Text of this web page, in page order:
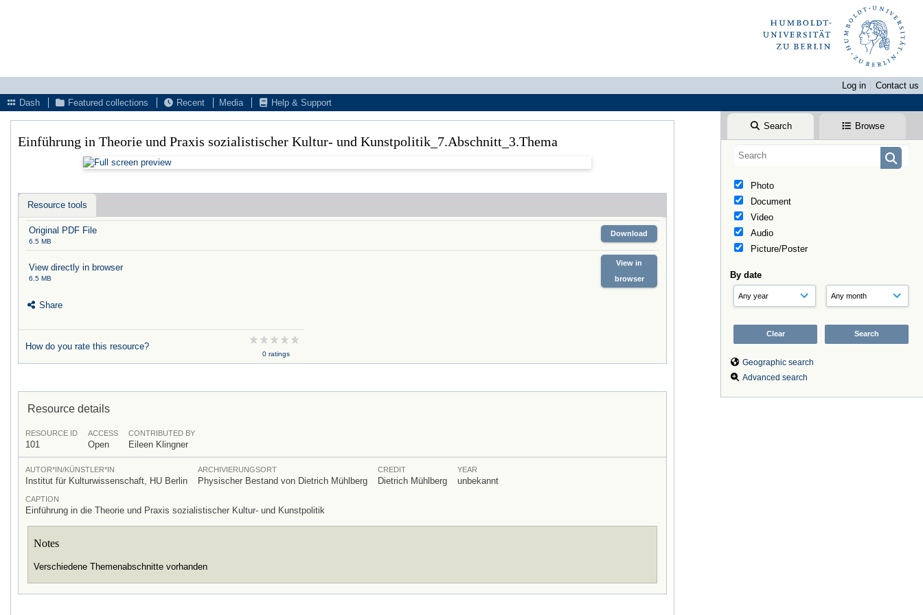
Log in
Contact us
Dash
Featured collections Recent Media Help & Support
Search Browse
Photo
Document
Video
Audio
Picture/Poster
By date
Geographic search
Advanced search
Einführung in Theorie und Praxis sozialistischer Kultur- und Kunstpolitik_7.Abschnitt_3.Thema
Resource tools
Original PDF File
6.5 MB
Download
View directly in browser
6.5 MB
View in
browser
Share
How do you rate this resource?
0 ratings
Resource details
RESOURCE ID
101
ACCESS
Open
CONTRIBUTED BY
Eileen Klingner
AUTOR*IN/KÜNSTLER*IN
Institut für Kulturwissenschaft, HU Berlin
ARCHIVIERUNGSORT
Physischer Bestand von Dietrich Mühlberg
CREDIT
Dietrich Mühlberg
YEAR
unbekannt
CAPTION
Einführung in die Theorie und Praxis sozialistischer Kultur- und Kunstpolitik
Notes
Verschiedene Themenabschnitte vorhanden